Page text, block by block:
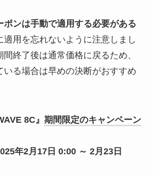
ポンは手動で適用する必要がある
適用を忘れないように注意しまし
間終了後は通常価格に戻るため、
いる場合は早めの決断がおすすめ
8C』 期間限定のキャンペーン
年2月17日 0:00 ～ 2月23日